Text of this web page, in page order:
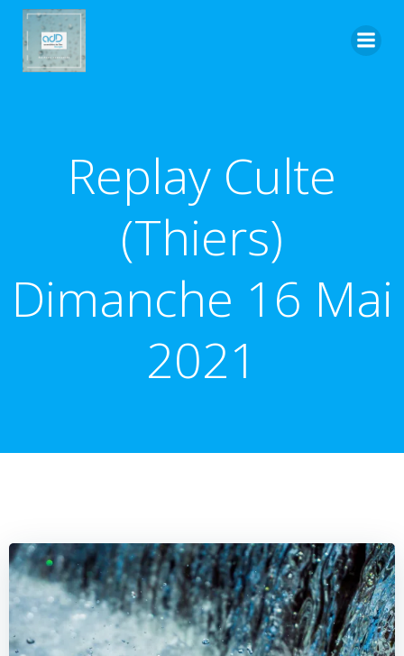
Replay Culte
(Thiers)
Dimanche 16 Mai
2021